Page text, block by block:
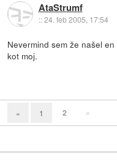
AtaStrumf
::24. feb 2005, 17:54
Nevermind sem že našel en
kot moj.
« 1 2 »